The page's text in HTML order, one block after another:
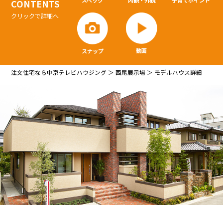
CONTENTS
クリックで詳細へ
スナップ 動画
注文住宅なら中京テレビハウジング 西尾展示場 モデルハウス詳細